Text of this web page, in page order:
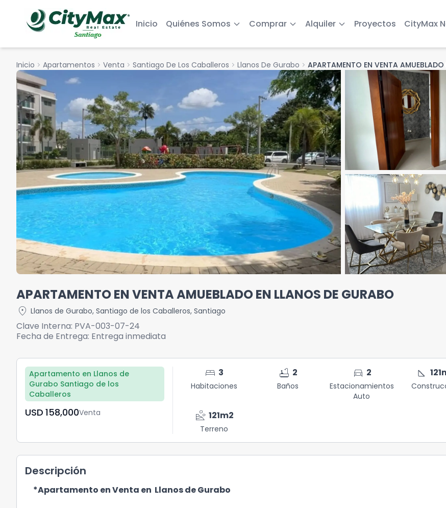
Inicio Quiénes Somos Comprar Alquiler Proyectos CityMax
Inicio chevron_right Apartamentos chevron_right Venta chevron_right Santiago De Los Caballeros chevron_right Llanos De Gurabo chevron_right APARTAMENTO EN VENTA
APARTAMENTO EN VENTA AMUEBLADO EN LLANOS DE GURABO
location_on Llanos de Gurabo, Santiago de los Caballeros, Santiago
Clave Interna: PVA-003-07-24
Fecha de Entrega: Entrega inmediata
Apartamento en Llanos de
Gurabo Santiago de los
Caballeros
USD	158,000Venta
bed 3
Habitaciones
bathtub 2
Baños
directions_car 2
Estacionamientos
Auto
square_foot 121
landslide 121m2
Terreno
Descripción
*Apartamento en Venta en Llanos de Gurabo